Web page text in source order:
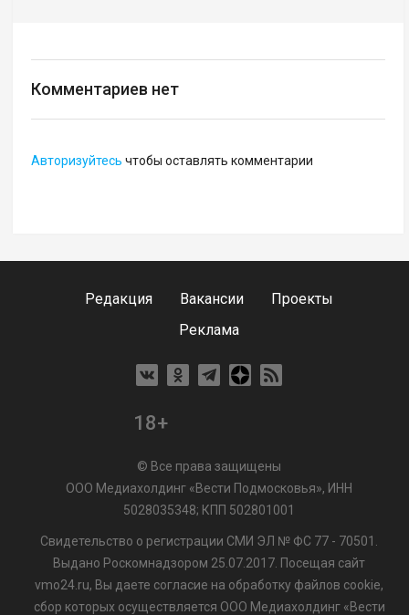
Комментариев нет
Авторизуйтесь чтобы оставлять комментарии
Редакция Вакансии
Проекты
Реклама
18+
© Все права защищены
ООО Медиахолдинг «Вести Подмосковья», ИНН
5028035348; КПП 502801001
Свидетельство о регистрации СМИ ЭЛ № ФС 77 - 70501.
Выдано Роскомнадзором 25.07.2017. Посещая сайт
vmo24.ru, Вы даете согласие на обработку файлов cookie,
сбор которых осуществляется ООО Медиахолдинг «Вести